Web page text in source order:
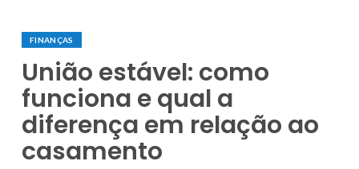
FINANÇAS
União estável: como
funciona e qual a
diferença em relação ao
casamento